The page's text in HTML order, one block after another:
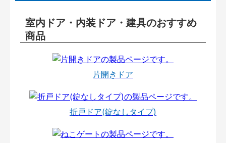
室内ドア・内装ドア・建具のおすすめ
商品
片開きドア
折戸ドア(錠なしタイプ)